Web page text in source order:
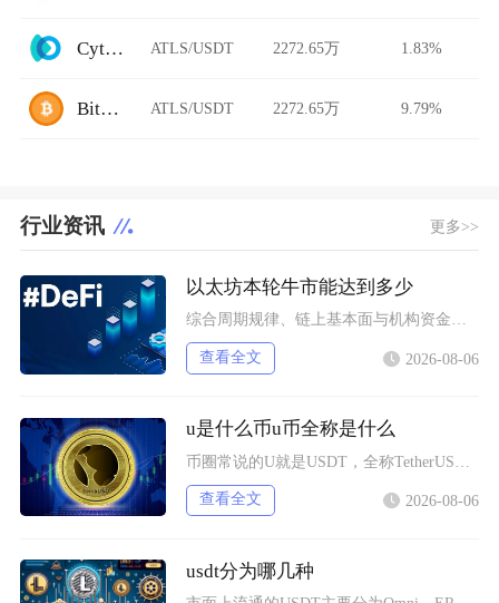
Cytoswap ATLS/USDT 2272.65万 1.83%
BitFlip ATLS/USDT 2272.65万 9.79%
行业资讯 更多>>
以太坊本轮牛市能达到多少
综合周期规律、链上基本面与机构资金预期，以太坊本轮牛市基准冲顶区间在8000至12000美
查看全文 2026-08-06
u是什么币u币全称是什么
查看全文 2026-08-06
usdt分为哪几种